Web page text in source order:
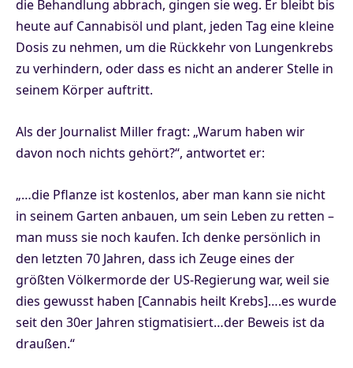
die Behandlung abbrach, gingen sie weg. Er bleibt bis
heute auf Cannabisöl und plant, jeden Tag eine kleine
Dosis zu nehmen, um die Rückkehr von Lungenkrebs
zu verhindern, oder dass es nicht an anderer Stelle in
seinem Körper auftritt.
Als der Journalist Miller fragt: „Warum haben wir
davon noch nichts gehört?“, antwortet er:
„…die Pflanze ist kostenlos, aber man kann sie nicht
in seinem Garten anbauen, um sein Leben zu retten –
man muss sie noch kaufen. Ich denke persönlich in
den letzten 70 Jahren, dass ich Zeuge eines der
größten Völkermorde der US-Regierung war, weil sie
dies gewusst haben [Cannabis heilt Krebs]….es wurde
seit den 30er Jahren stigmatisiert…der Beweis ist da
draußen.“